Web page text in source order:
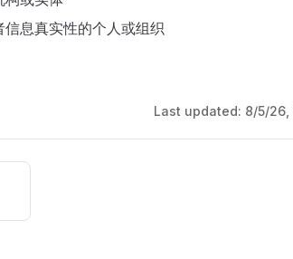
息真实性的个人或组织
Last updated: 8/5/26,